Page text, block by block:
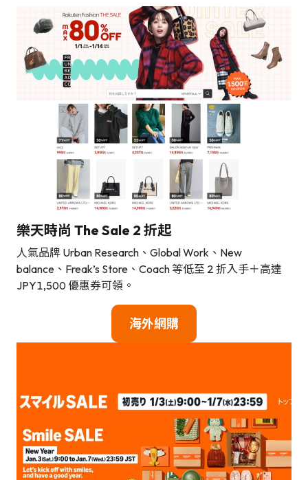
樂天時尚 The Sale 2 折起
人氣品牌 Urban Research、Global Work、New
balance、Freak’s Store、Coach 等低至 2 折入手＋高達
JPY1,500 優惠券可領。
海外網購